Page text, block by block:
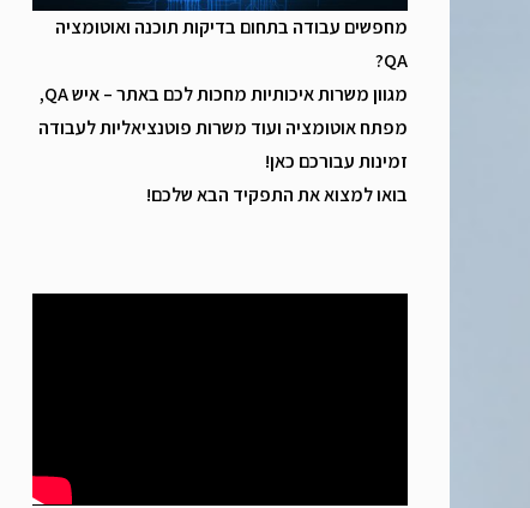
מחפשים עבודה בתחום בדיקות תוכנה ואוטומציה
QA?
מגוון משרות איכותיות מחכות לכם באתר – איש QA,
מפתח אוטומציה ועוד משרות פוטנציאליות לעבודה
זמינות עבורכם כאן!
בואו למצוא את התפקיד הבא שלכם!